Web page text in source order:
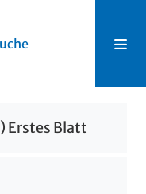
Erstes Blatt